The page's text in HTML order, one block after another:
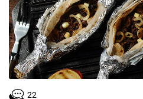
22